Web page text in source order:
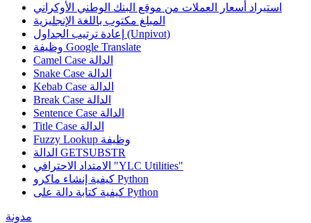
استيراد أسعار العملات من موقع البنك الوطني الأوكراني
المبلغ مكتوب باللغة الإنجليزية
إعادة ترتيب الجداول (Unpivot)
Google Translate
Camel Case الدالة
Snake Case الدالة
Kebab Case الدالة
Break Case الدالة
Sentence Case الدالة
Title Case الدالة
Fuzzy Lookup وظيفة
الدالة GETSUBSTR
الامتداد الاحترافي "YLC Utilities"
كيفية إنشاء ماكرو Python
كيفية كتابة دالة على Python
مدونة